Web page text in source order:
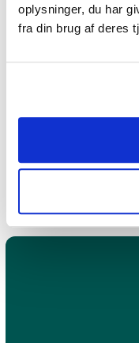
oplysninger, du har
fra din brug af deres
Therapy